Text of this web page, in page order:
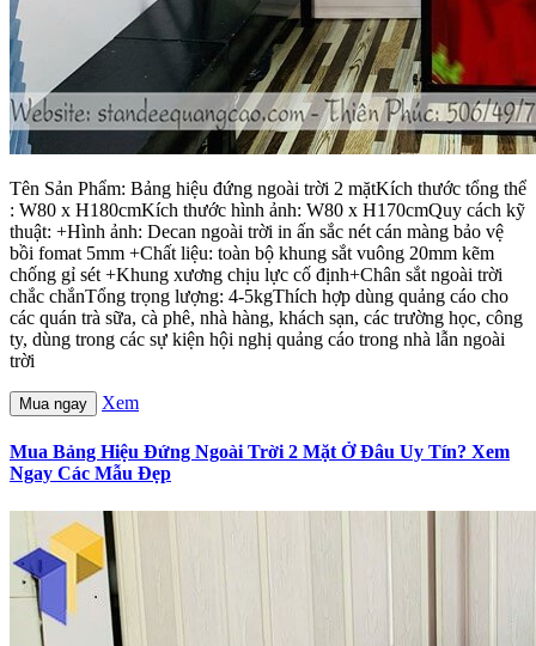
Tên Sản Phẩm: Bảng hiệu đứng ngoài trời 2 mặtKích thước tổng thể
: W80 x H180cmKích thước hình ảnh: W80 x H170cmQuy cách kỹ
thuật: +Hình ảnh: Decan ngoài trời in ấn sắc nét cán màng bảo vệ
bồi fomat 5mm +Chất liệu: toàn bộ khung sắt vuông 20mm kẽm
chống gỉ sét +Khung xương chịu lực cố định+Chân sắt ngoài trời
chắc chắnTổng trọng lượng: 4-5kgThích hợp dùng quảng cáo cho
các quán trà sữa, cà phê, nhà hàng, khách sạn, các trường học, công
ty, dùng trong các sự kiện hội nghị quảng cáo trong nhà lẫn ngoài
trời
Mua ngay Xem
Mua Bảng Hiệu Đứng Ngoài Trời 2 Mặt Ở Đâu Uy Tín? Xem
Ngay Các Mẫu Đẹp